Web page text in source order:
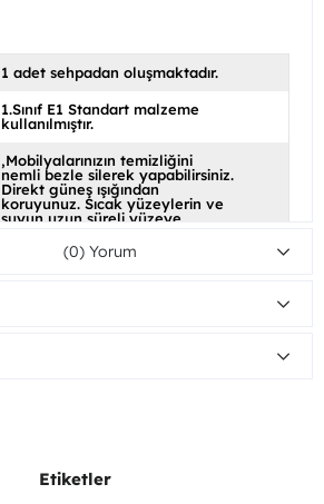
1 adet sehpadan oluşmaktadır.
1.Sınıf E1 Standart malzeme
kullanılmıştır.
Mobilyalarınızın temizliğini
nemli bezle silerek yapabilirsiniz.
Direkt güneş ışığından
koruyunuz. Sıcak yüzeylerin ve
suyun uzun süreli yüzeye
(0)
Etiketler